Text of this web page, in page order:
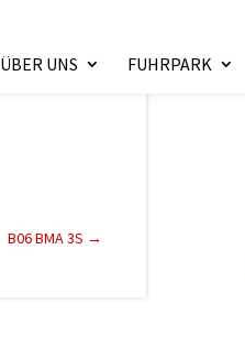
ÜBER UNS FUHRPARK
B06 BMA 3S →